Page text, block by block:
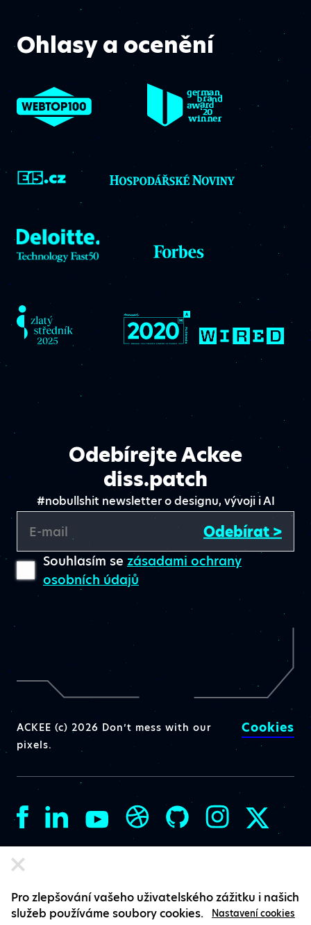
Ohlasy a ocenění
Odebírejte Ackee
diss.patch
#nobullshit newsletter o designu, vývoji i AI
E-mail Odebírat >
Souhlasím se zásadami ochrany
osobních údajů
ACKEE (c) 2026 Don’t mess with our
pixels.
Cookies
Pro zlepšování vašeho uživatelského zážitku i našich
služeb používáme soubory cookies.
Nastavení cookies